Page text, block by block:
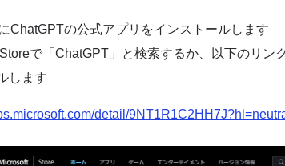
ChatGPTの公式アプリをインストールします
で「ChatGPT」と検索するか、以下のリン
します
detail/